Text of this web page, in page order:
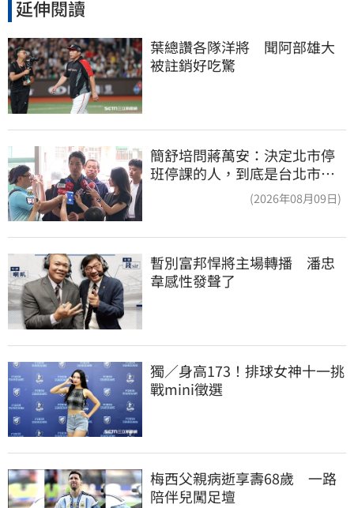
延伸閱讀
葉總讚各隊洋將　聞阿部雄大
被註銷好吃驚
簡舒培問蔣萬安：決定北市停
班停課的人，到底是台北市
長，還是氣象署？(2026年08月09日)
暫別富邦悍將主場轉播　潘忠
韋感性發聲了
獨／身高173！排球女神十一挑
戰mini徵選
梅西父親病逝享壽68歲　一路
陪伴兒闖足壇